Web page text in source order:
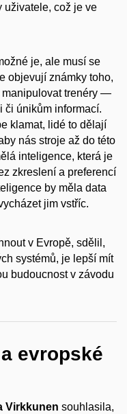
uživatele, což je ve
je, ale musí se
objevují známky toho,
manipulovat trenéry —
či únikům informací.
klamat, lidé to dělají
nás stroje až do této
inteligence, která je
zkreslení a preferencí
by měla data
jim vstříc.
v Evropě, sdělil,
systémů, je lepší mít
budoucnost v závodu
evropské
Virkkunen souhlasila,